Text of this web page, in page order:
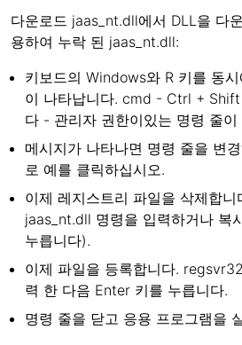
다운로드 jaas_nt.dll에서 DLL을 다
용하여 누락 된 jaas_nt.dll:
키보드의 Windows와 R 키를 동
이 나타납니다. cmd - Ctrl +
다 - 관리자 권한이있는 명령 줄이
메시지가 나타나면 명령 줄을 변
로 예를 클릭하십시오.
이제 레지스트리 파일을 삭제합
jaas_nt.dll 명령을 입력하거나 복
누릅니다).
이제 파일을 등록합니다.
력 한 다음 Enter 키를 누릅니다.
명령 줄을 닫고 응용 프로그램을